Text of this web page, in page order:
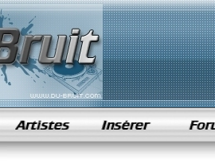
de rap